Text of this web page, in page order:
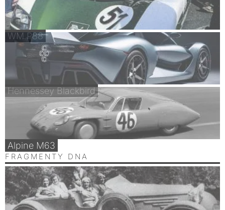
WM P88
Hennessey Blackbird
Alpine M63
FRAGMENTY DNA